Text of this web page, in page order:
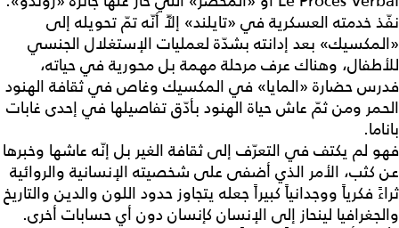
نفّذ خدمته العسكرية في «تايلند» إلآّ أنّه تمّ تحويله إلى
«المكسيك» بعد إدانته بشدّة لعمليات الإستغلال الجنسي
للأطفال، وهناك عرف مرحلة مهمة بل محورية في حياته،
فدرس حضارة «المايا» في المكسيك وغاص في ثقافة الهنود
الحمر ومن ثمّ عاش حياة الهنود بأدّق تفاصيلها في إحدى غابات
باناما.
فهو لم يكتف في التعرّف إلى ثقافة الغير بل إنّه عاشها وخبرها
عن كثب، الأمر الذي أضفى على شخصيته الإنسانية والروائية
ثراءً فكرياً ووجدانياً كبيراً جعله يتجاوز حدود اللون والدين والتاريخ
والجغرافيا لينحاز إلى الإنسان كإنسان دون أي حسابات أخرى.